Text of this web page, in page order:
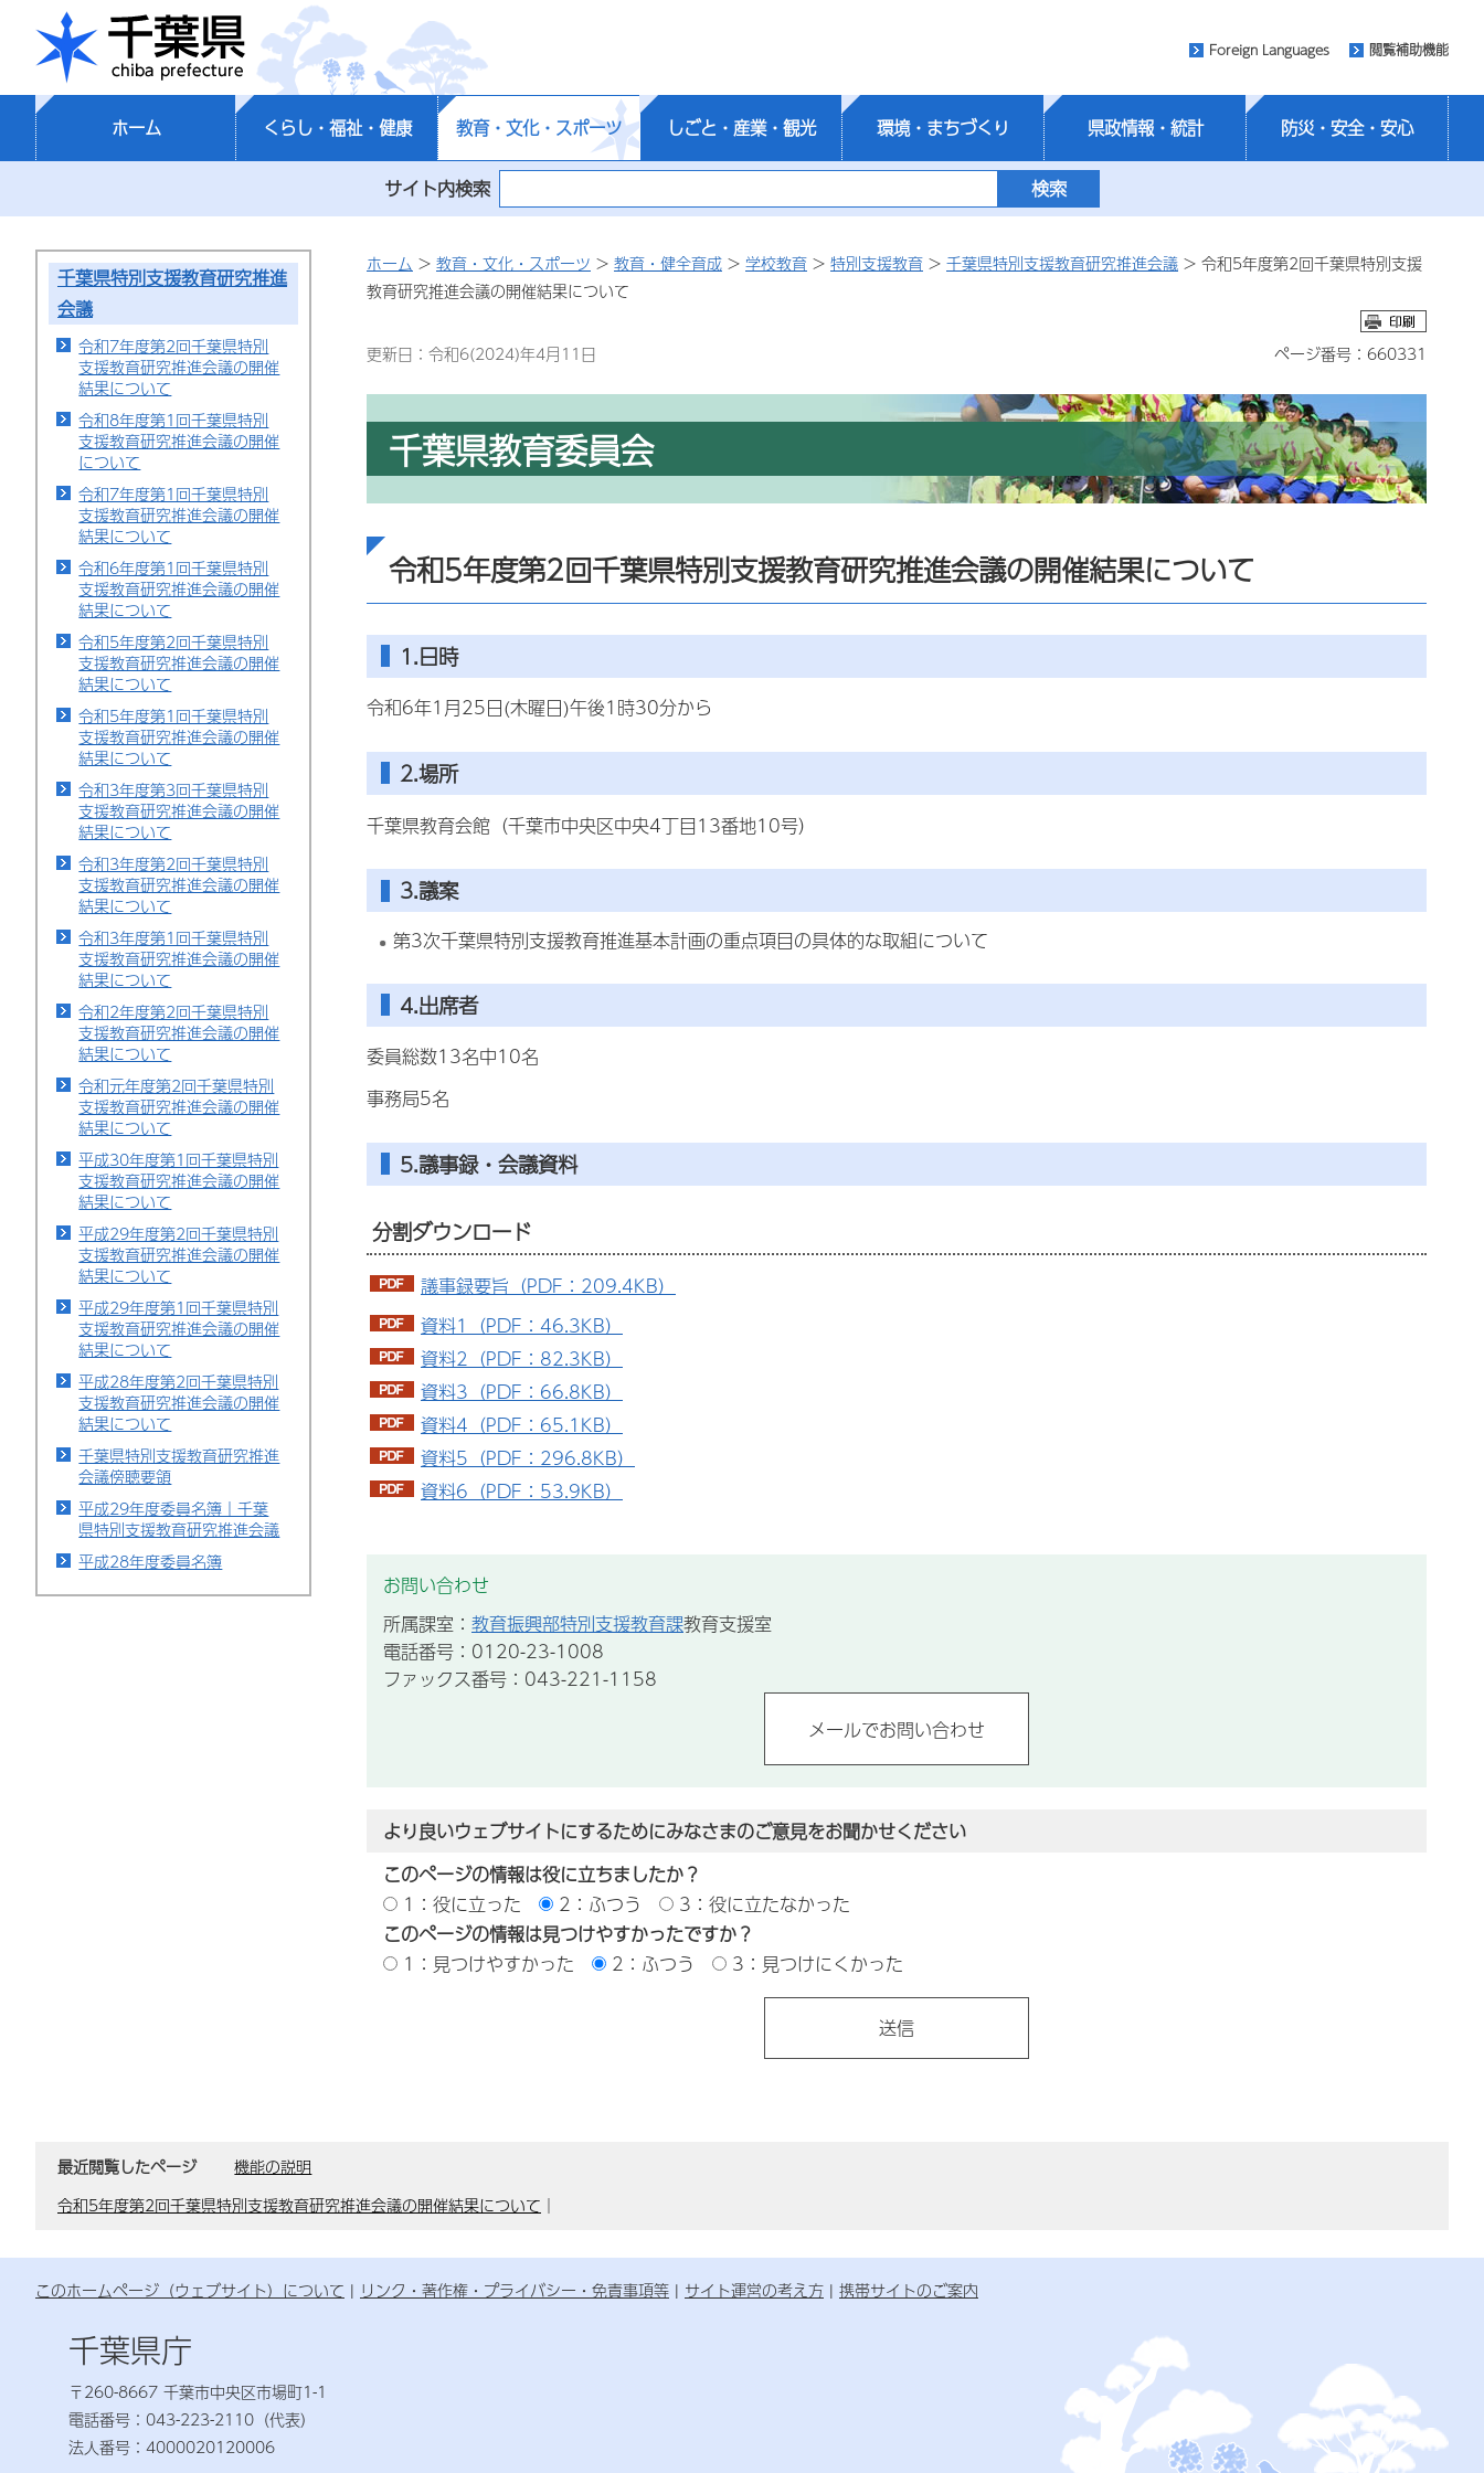
千葉県
Foreign Languages 閲覧補助機能
ホーム くらし・福祉・健康 教育・文化・スポーツ しごと・産業・観光 環境・まちづくり 県政情報・統計 防災・安全・安心
サイト内検索
千葉県特別支援教育研究推進
会議
令和7年度第2回千葉県特別
支援教育研究推進会議の開催
結果について
令和8年度第1回千葉県特別
支援教育研究推進会議の開催
について
令和7年度第1回千葉県特別
支援教育研究推進会議の開催
結果について
令和6年度第1回千葉県特別
支援教育研究推進会議の開催
結果について
令和5年度第2回千葉県特別
支援教育研究推進会議の開催
結果について
令和5年度第1回千葉県特別
支援教育研究推進会議の開催
結果について
令和3年度第3回千葉県特別
支援教育研究推進会議の開催
結果について
令和3年度第2回千葉県特別
支援教育研究推進会議の開催
結果について
令和3年度第1回千葉県特別
支援教育研究推進会議の開催
結果について
令和2年度第2回千葉県特別
支援教育研究推進会議の開催
結果について
令和元年度第2回千葉県特別
支援教育研究推進会議の開催
結果について
平成30年度第1回千葉県特別
支援教育研究推進会議の開催
結果について
平成29年度第2回千葉県特別
支援教育研究推進会議の開催
結果について
平成29年度第1回千葉県特別
支援教育研究推進会議の開催
結果について
平成28年度第2回千葉県特別
支援教育研究推進会議の開催
結果について
千葉県特別支援教育研究推進
会議傍聴要領
平成29年度委員名簿｜千葉
県特別支援教育研究推進会議
平成28年度委員名簿
ホーム > 教育・文化・スポーツ > 教育・健全育成 > 学校教育 > 特別支援教育 > 千葉県特別支援教育研究推進会議 > 令和5年度第2回千葉県特別支援
教育研究推進会議の開催結果について
更新日：令和6(2024)年4月11日 ページ番号：660331
千葉県教育委員会
令和5年度第2回千葉県特別支援教育研究推進会議の開催結果について
1.日時
令和6年1月25日(木曜日)午後1時30分から
2.場所
千葉県教育会館（千葉市中央区中央4丁目13番地10号）
3.議案
第3次千葉県特別支援教育推進基本計画の重点項目の具体的な取組について
4.出席者
委員総数13名中10名
事務局5名
5.議事録・会議資料
分割ダウンロード
議事録要旨（PDF：209.4KB）
資料1（PDF：46.3KB）
資料2（PDF：82.3KB）
資料3（PDF：66.8KB）
資料4（PDF：65.1KB）
資料5（PDF：296.8KB）
資料6（PDF：53.9KB）
お問い合わせ
所属課室： 教育振興部特別支援教育課教育支援室
電話番号：0120-23-1008
ファックス番号：043-221-1158
より良いウェブサイトにするためにみなさまのご意見をお聞かせください
このページの情報は役に立ちましたか？
1：役に立った
2：ふつう
3：役に立たなかった
このページの情報は見つけやすかったですか？
1：見つけやすかった
2：ふつう 3：見つけにくかった
最近閲覧したページ
機能の説明
令和5年度第2回千葉県特別支援教育研究推進会議の開催結果について ｜
このホームページ（ウェブサイト）について リンク・著作権・プライバシー・免責事項等 サイト運営の考え方 携帯サイトのご案内
千葉県庁
〒260-8667 千葉市中央区市場町1-1
電話番号：043-223-2110（代表）
法人番号：4000020120006